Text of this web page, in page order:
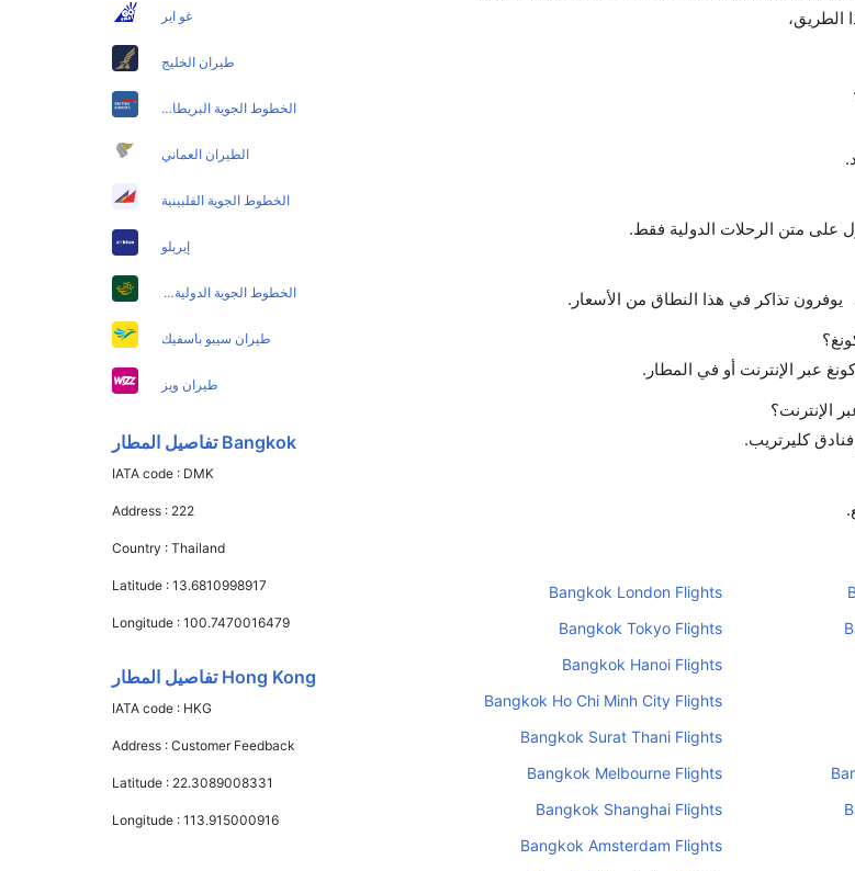
على متن الرحلات الدولية فقط.
عبر الإنترنت أو في المطار.
الإنترنت؟
كليرتريب.
Bangkok London Flights
Bangkok Tokyo Flights
Bangkok Hanoi Flights
Bangkok Ho Chi Minh City Flights
Bangkok Surat Thani Flights
Bangkok Melbourne Flights
Bangkok Shanghai Flights
Bangkok Amsterdam Flights
غو اير
طيران الخليج
الخطوط الجوية البريطانية
الطيران العماني
الخطوط الجوية الفلبينية
إيربلو
الخطوط الجوية الدولية الباكستانية
طيران سيبو باسفيك
طيران ويز
Bangkok تفاصيل المطار
IATA code : DMK
Address : 222
Country :Thailand
Latitude :13.6810998917
Longitude :100.7470016479
Hong Kong تفاصيل المطار
IATA code : HKG
Address :Customer Feedback
Latitude : 22.3089008331
Longitude :113.915000916